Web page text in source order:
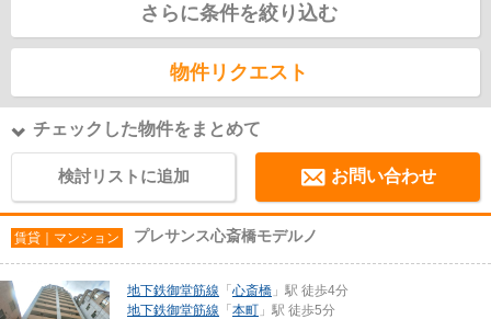
さらに条件を絞り込む
物件リクエスト
チェックした物件をまとめて
検討リストに追加 お問い合わせ
賃貸｜マンション プレサンス心斎橋モデルノ
地下鉄御堂筋線 「 心斎橋 」駅 徒歩4分
地下鉄御堂筋線 「 本町 」駅 徒歩5分